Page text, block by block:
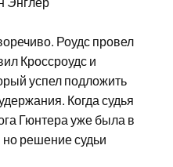
Роудс провел
Кроссроудс и
успел подложить
Когда судья
Гюнтера уже была в
решение судьи